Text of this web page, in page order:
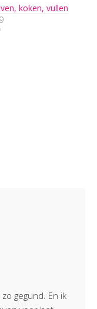
koken, vullen
gegund. En ik